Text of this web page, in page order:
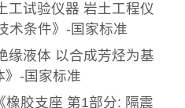
工试验仪器 岩土工程仪
术条件》-国家标准
缘液体 以合成芳烃为基
》-国家标准
橡胶支座 第1部分: 隔震